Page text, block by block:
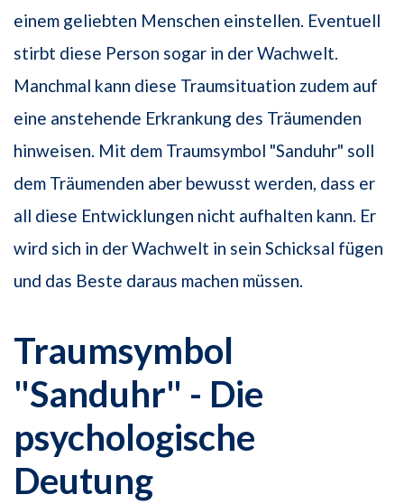
einem geliebten Menschen einstellen. Eventuell
stirbt diese Person sogar in der Wachwelt.
Manchmal kann diese Traumsituation zudem auf
eine anstehende Erkrankung des Träumenden
hinweisen. Mit dem Traumsymbol "Sanduhr" soll
dem Träumenden aber bewusst werden, dass er
all diese Entwicklungen nicht aufhalten kann. Er
wird sich in der Wachwelt in sein Schicksal fügen
und das Beste daraus machen müssen.
Traumsymbol
"Sanduhr" - Die
psychologische
Deutung